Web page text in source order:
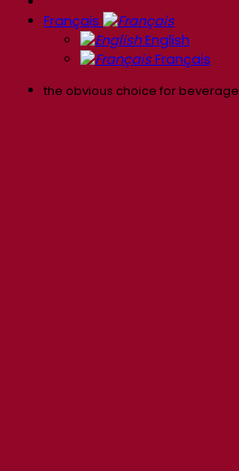
Français
English
Français
the obvious choice for beverage